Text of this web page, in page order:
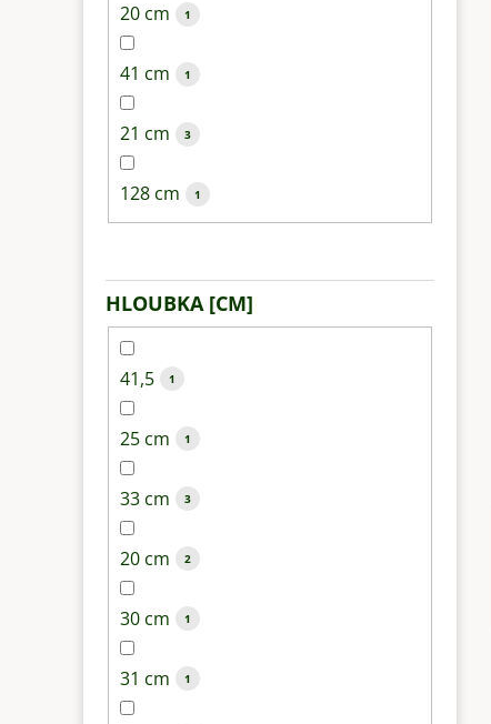
20 cm 1
41 cm 1
21 cm 3
128 cm 1
HLOUBKA [CM]
41,5 1
25 cm 1
33 cm 3
20 cm 2
30 cm 1
31 cm 1